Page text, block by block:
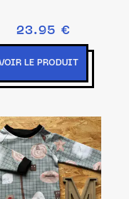
23.95 €
LE PRODUIT